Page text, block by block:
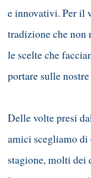
e innovativi. Per il
tradizione che non
le scelte che
portare sulle
Delle volte presi
amici scegliamo
stagione, molti dei